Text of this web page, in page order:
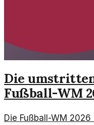
Die
Fußball-WM
Die Fußball-WM